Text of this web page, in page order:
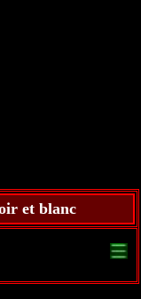
et blanc